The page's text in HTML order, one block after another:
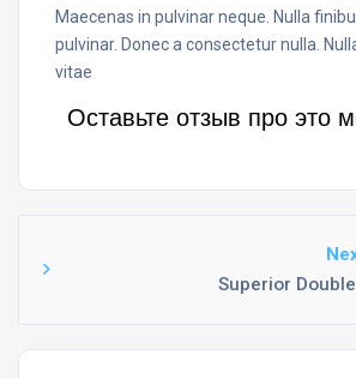
Maecenas in pulvinar neque. Nulla
pulvinar. Donec a consectetur nulla.
vitae
Оставьте отзыв про это
Superior